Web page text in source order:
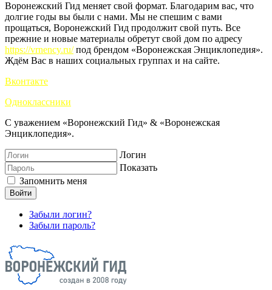
Воронежский Гид меняет свой формат. Благодарим вас, что
долгие годы вы были с нами. Мы не спешим с вами
прощаться, Воронежский Гид продолжит свой путь. Все
прежние и новые материалы обретут свой дом по адресу
https://vrnency.ru/под брендом «Воронежская Энциклопедия».
Ждём Вас в наших социальных группах и на сайте.
Вконтакте
Одноклассники
С уважением «Воронежский Гид» & «Воронежская
Энциклопедия».
Логин
Показать
Запомнить меня
Войти
Забыли логин?
Забыли пароль?